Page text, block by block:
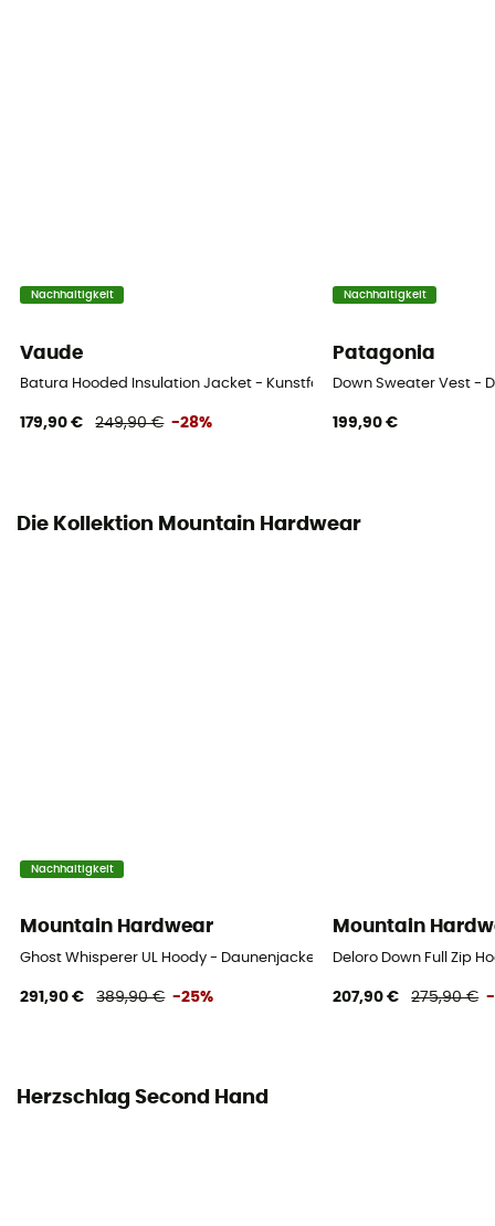
100 % recyceltes Nylon
Bauschkraft (Cuin)
Daunenmischung
Duvet
Nachhaltigkeit
Vaude
Batura Hooded Insulation Jacket - Kunstfaserjacke - Herren
179,90 € 249,90 € -28%
Nachhaltigkeit
Patagonia
Down Sweater Vest -
199,90 €
Die Kollektion Mountain Hardwear
Nachhaltigkeit
Mountain Hardwear
Ghost Whisperer UL Hoody - Daunenjacke - Herren
291,90 € 389,90 € -25%
Mountain
Deloro Down Full Zip
207,90 € 275,90 € -
Herzschlag Second Hand